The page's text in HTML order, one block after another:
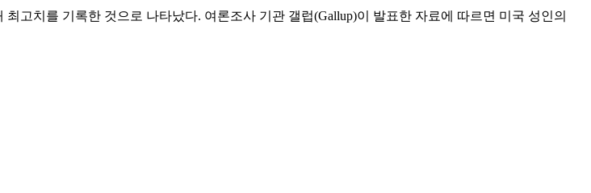
고치를 기록한 것으로 나타났다. 여론조사 기관 갤럽(Gallup)이 발표한 자료에 따르면 미국 성인의